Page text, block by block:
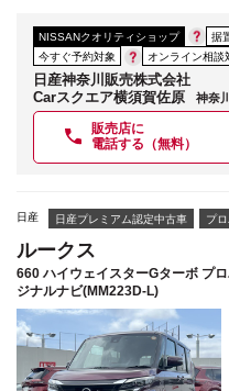
NISSANクオリティショップ
据
今すぐ予約対象
オンライン相談
日産神奈川販売株式会社
Carスクエア横須賀佐原
神奈
販売店に
電話する（無料）
日産 日産プレミアム認定中古車 プ
ルークス
660 ハイウェイスターGターボ プ
ジナルナビ(MM223D-L)